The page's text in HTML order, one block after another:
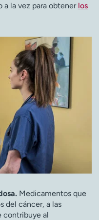
a la vez para obtener los
Medicamentos que
del cáncer, a las
contribuye al